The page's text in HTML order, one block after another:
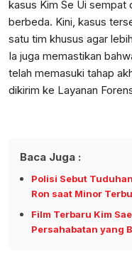
kasus Kim Se Ui sempat
berbeda. Kini, kasus
satu tim khusus agar
Ia juga memastikan
telah memasuki tahap
dikirim ke Layanan
Baca Juga :
Polisi Sebut
Ron saat Minor
Film Terbaru Kim
Persahabatan yang